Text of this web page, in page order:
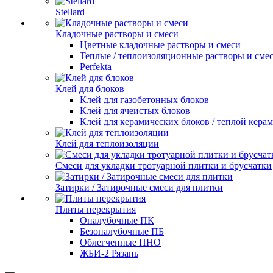
Stellard
Кладочные растворы и смеси
Цветные кладочные растворы и смеси
Теплые / теплоизоляционные растворы и
Perfekta
Клей для блоков
Клей для газобетонных блоков
Клей для ячеистых блоков
Клей для керамических блоков / теплой
Клей для теплоизоляции
Смеси для укладки тротуарной плитки и брусчатки
Затирки / Затирочные смеси для плитки
Плиты перекрытия
Опалубочные ПК
Безопалубочные ПБ
Облегченные ПНО
ЖБИ-2 Рязань